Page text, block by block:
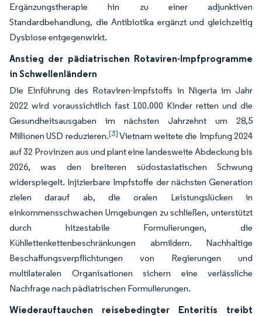
Ergänzungstherapie hin zu einer adjunktiven
Standardbehandlung, die Antibiotika ergänzt und gleichzeitig
Dysbiose entgegenwirkt.
Anstieg der pädiatrischen Rotaviren-Impfprogramme
in Schwellenländern
Die Einführung des Rotaviren-Impfstoffs in Nigeria im Jahr
2022 wird voraussichtlich fast 100.000 Kinder retten und die
Gesundheitsausgaben im nächsten Jahrzehnt um 28,5
Millionen USD reduzieren.[3]Vietnam weitete die Impfung 2024
auf 32 Provinzen aus und plant eine landesweite Abdeckung bis
2026, was den breiteren südostasiatischen Schwung
widerspiegelt. Injizierbare Impfstoffe der nächsten Generation
zielen darauf ab, die oralen Leistungslücken in
einkommensschwachen Umgebungen zu schließen, unterstützt
durch hitzestabile Formulierungen, die
Kühllettenkettenbeschränkungen abmildern. Nachhaltige
Beschaffungsverpflichtungen von Regierungen und
multilateralen Organisationen sichern eine verlässliche
Nachfrage nach pädiatrischen Formulierungen.
Wiederauftauchen reisebedingter Enteritis treibt